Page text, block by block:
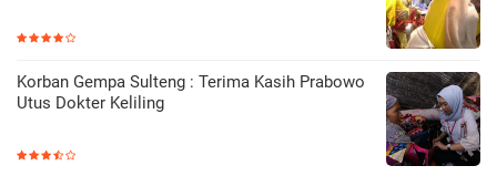
Korban Gempa Sulteng : Terima Kasih Prabowo
Utus Dokter Keliling